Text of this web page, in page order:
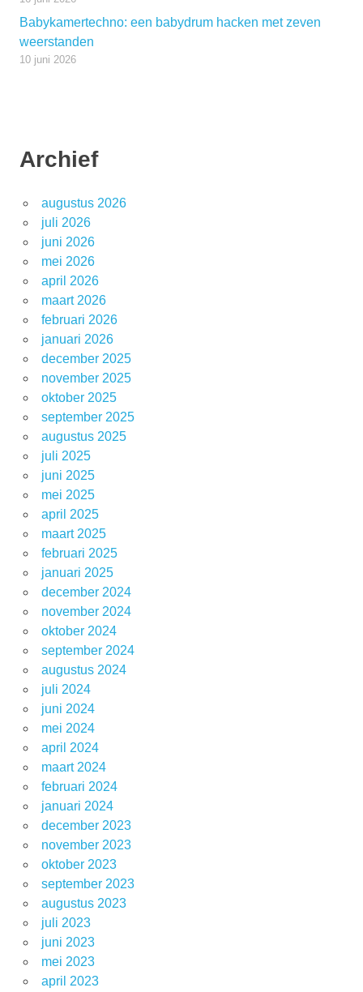
Babykamertechno: een babydrum hacken met zeven
weerstanden
10 juni 2026
Archief
augustus 2026
juli 2026
juni 2026
mei 2026
april 2026
maart 2026
februari 2026
januari 2026
december 2025
november 2025
oktober 2025
september 2025
augustus 2025
juli 2025
juni 2025
mei 2025
april 2025
maart 2025
februari 2025
januari 2025
december 2024
november 2024
oktober 2024
september 2024
augustus 2024
juli 2024
juni 2024
mei 2024
april 2024
maart 2024
februari 2024
januari 2024
december 2023
november 2023
oktober 2023
september 2023
augustus 2023
juli 2023
juni 2023
mei 2023
april 2023